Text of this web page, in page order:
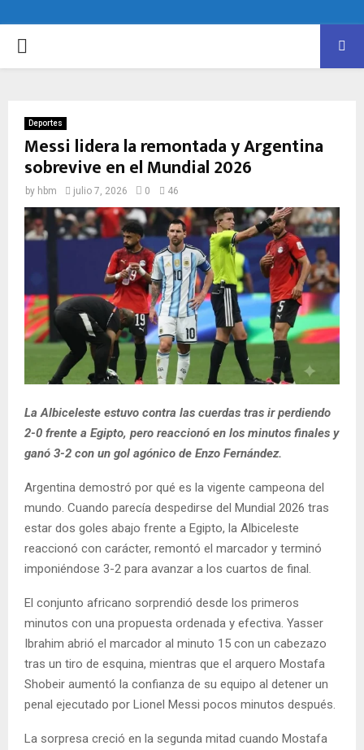
PRIMARY
Deportes
Messi lidera la remontada y Argentina
sobrevive en el Mundial 2026
by hbm julio 7, 2026 0 46
La Albiceleste estuvo contra las cuerdas tras ir perdiendo
2-0 frente a Egipto, pero reaccionó en los minutos finales y
ganó 3-2 con un gol agónico de Enzo Fernández.
Argentina demostró por qué es la vigente campeona del
mundo. Cuando parecía despedirse del Mundial 2026 tras
estar dos goles abajo frente a Egipto, la Albiceleste
reaccionó con carácter, remontó el marcador y terminó
imponiéndose 3-2 para avanzar a los cuartos de final.
El conjunto africano sorprendió desde los primeros
minutos con una propuesta ordenada y efectiva. Yasser
Ibrahim abrió el marcador al minuto 15 con un cabezazo
tras un tiro de esquina, mientras que el arquero Mostafa
Shobeir aumentó la confianza de su equipo al detener un
penal ejecutado por Lionel Messi pocos minutos después.
La sorpresa creció en la segunda mitad cuando Mostafa